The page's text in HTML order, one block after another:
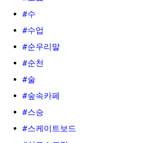
#수
#수업
#순우리말
#순천
#술
#숲속카페
#스승
#스케이트보드